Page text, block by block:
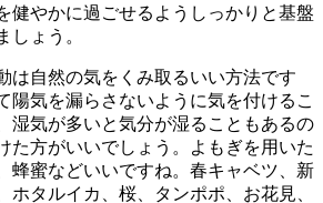
健やかに過ごせるようしっかりと基盤
しょう。
自然の気をくみ取るいい方法です
陽気を漏らさないように気を付けるこ
湿気が多いと気分が湿ることもあるの
た方がいいでしょう。よもぎを用いた
蜂蜜などいいですね。春キャベツ、新
ホタルイカ、桜、タンポポ、お花見、